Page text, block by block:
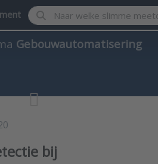
Enter a search term.
Gebouwautomatisering
bij